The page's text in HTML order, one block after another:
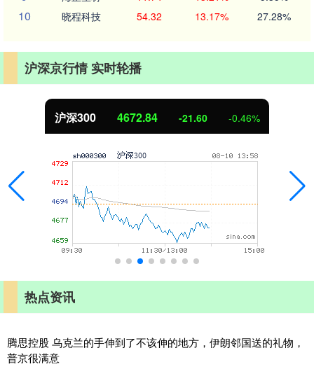
10 晓程科技 54.32 13.17% 27.28%
沪深京行情 实时轮播
北证50 1124.13 -10.11
热点资讯
腾思控股 乌克兰的手伸到了不该伸的地方，伊朗邻国送的礼物，
普京很满意